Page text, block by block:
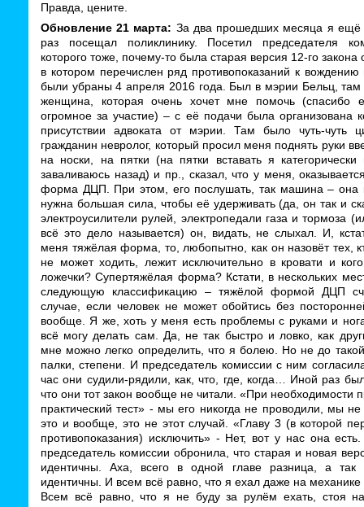
Правда, цените.
Обновление 21 марта: За два прошедших месяца я ещё
раз посещал поликлинику. Посетил председателя
которого тоже, почему-то была старая версия 12-го закона
в котором перечислен ряд противопоказаний к вождению
были убраны 4 апреля 2016 года. Был в мэрии Бельц, там
женщина, которая очень хочет мне помочь (спасибо
огромное за участие) – с её подачи была организована
присутствии адвоката от мэрии. Там было чуть-чуть
гражданин невролог, который просил меня поднять руки
на носки, на пятки (на пятки вставать я
заваливаюсь назад) и пр., сказал, что у меня,
форма ДЦП. При этом, его послушать, так машина – она
нужна большая сила, чтобы её удерживать (да, он так и
электроусилители рулей, электропедали газа и тормоза
всё это дело называется) он, видать, не слыхал. И,
меня тяжёлая форма, то, любопытно, как он назовёт тех,
не может ходить, лежит исключительно в кровати и
ложечки? Супертяжёлая форма? Кстати, в нескольких
следующую классификацию – тяжёлой формой ДЦП
случае, если человек не может обойтись без
вообще. Я же, хоть у меня есть проблемы с руками и
всё могу делать сам. Да, не так быстро и ловко, как
мне можно легко определить, что я болею. Но не до
палки, степени. И председатель комиссии с ним
час они судили-рядили, как, что, где, когда… Иной раз
что они тот закон вообще не читали. «При необходимости
практический тест» - мы его никогда не проводили, мы не
это и вообще, это не этот случай. «Главу 3 (в которой
противопоказания) исключить» - Нет, вот у нас она
председатель комиссии обронила, что старая и новая
идентичны. Аха, всего в одной главе разница, а так
идентичны. И всем всё равно, что я ехал даже на механике
Всем всё равно, что я не буду за рулём ехать, стоя